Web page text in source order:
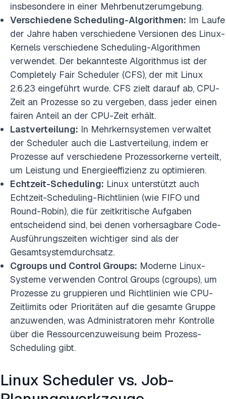
insbesondere in einer Mehrbenutzerumgebung.
Verschiedene Scheduling-Algorithmen: Im Laufe
der Jahre haben verschiedene Versionen des Linux-
Kernels verschiedene Scheduling-Algorithmen
verwendet. Der bekannteste Algorithmus ist der
Completely Fair Scheduler (CFS), der mit Linux
2.6.23 eingeführt wurde. CFS zielt darauf ab, CPU-
Zeit an Prozesse so zu vergeben, dass jeder einen
fairen Anteil an der CPU-Zeit erhält.
Lastverteilung: In Mehrkernsystemen verwaltet
der Scheduler auch die Lastverteilung, indem er
Prozesse auf verschiedene Prozessorkerne verteilt,
um Leistung und Energieeffizienz zu optimieren.
Echtzeit-Scheduling: Linux unterstützt auch
Echtzeit-Scheduling-Richtlinien (wie FIFO und
Round-Robin), die für zeitkritische Aufgaben
entscheidend sind, bei denen vorhersagbare Code-
Ausführungszeiten wichtiger sind als der
Gesamtsystemdurchsatz.
Cgroups und Control Groups: Moderne Linux-
Systeme verwenden Control Groups (cgroups), um
Prozesse zu gruppieren und Richtlinien wie CPU-
Zeitlimits oder Prioritäten auf die gesamte Gruppe
anzuwenden, was Administratoren mehr Kontrolle
über die Ressourcenzuweisung beim Prozess-
Scheduling gibt.
Linux Scheduler vs. Job-